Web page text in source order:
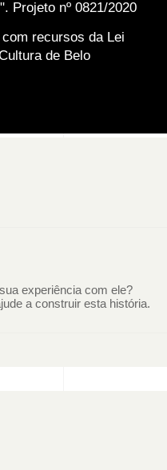
Projeto nº 0821/2020
recursos da Lei
de Belo
experiência com ele?
a construir esta história.